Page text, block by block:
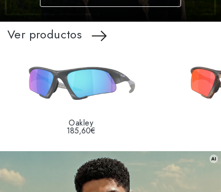
Ver productos
Oakley
185,60€